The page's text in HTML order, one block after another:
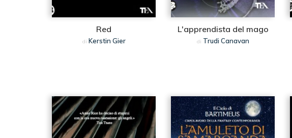
Red
di Kerstin Gier
L'apprendista del mago
di Trudi Canavan